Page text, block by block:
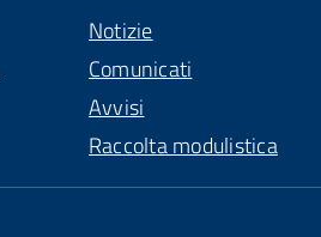
Notizie
Comunicati
Avvisi
Raccolta modulistica